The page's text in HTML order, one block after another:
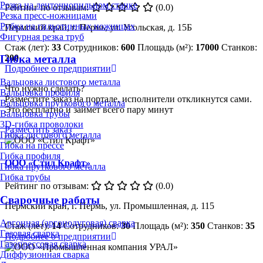
Резка на ленточнопильном станке
Резка пресс-ножницами
Рубка на гильотинных ножницах
Фигурная резка труб
Гибка металла
Вальцовка листового металла
Вальцовка профиля
Вальцовка пруткового металла
Вальцовка трубы
3D-гибка проволоки
Гибка листового металла
Гибка на прессе
Гибка профиля
Гибка пруткового металла
Гибка трубы
Сварочные работы
Аргонная (аргонодуговая) сварка
Газовая сварка
Газопрессовая сварка
Диффузионная сварка
Рейтинг по отзывам:
(0.0)
Пермский край, г. Пермь, ул. Усольская, д. 15Б
Стаж (лет): 33 Сотрудников: 600 Площадь (м²): 17000 Станков:
200
Подробнее о предприятии
Что нужно сделать?
Разместите заказ на портале, исполнители откликнутся сами.
Это бесплатно и займет всего пару минут
Разместить заказ
ООО «Стил Крафт»
Рейтинг по отзывам:
(0.0)
Пермский край, г. Пермь, ул. Промышленная, д. 115
Стаж (лет):14 Сотрудников:30 Площадь (м²): 350 Станков: 35
Подробнее о предприятии